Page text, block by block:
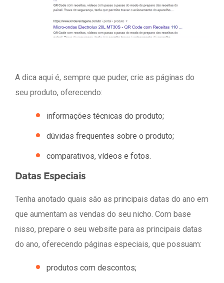
A dica aqui é, sempre que puder, crie as páginas do
seu produto, oferecendo:
informações técnicas do produto;
dúvidas frequentes sobre o produto;
comparativos, vídeos e fotos.
Datas Especiais
Tenha anotado quais são as principais datas do ano em
que aumentam as vendas do seu nicho. Com base
nisso, prepare o seu website para as principais datas
do ano, oferecendo páginas especiais, que possuam:
produtos com descontos;